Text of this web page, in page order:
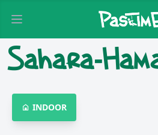
Open main menu
Sahara-
INDOOR